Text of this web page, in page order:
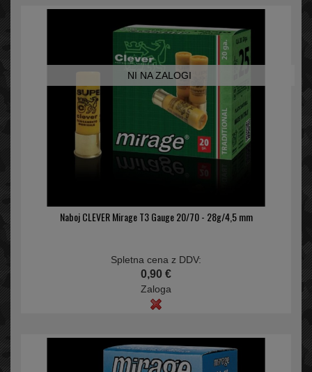
NI NA ZALOGI
Naboj CLEVER Mirage T3 Gauge 20/70 - 28g/4,5 mm
Spletna cena z DDV:
0,90 €
Zaloga